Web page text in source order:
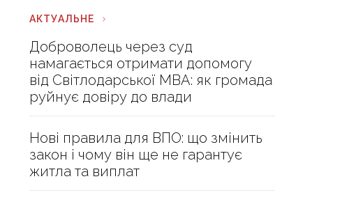
АКТУАЛЬНЕ
Доброволець через суд
намагається отримати допомогу
від Світлодарської МВА: як громада
руйнує довіру до влади
Нові правила для ВПО: що змінить
закон і чому він ще не гарантує
житла та виплат